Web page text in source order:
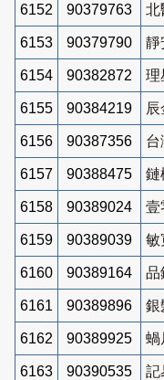
6152 90379763 北
6153 90379790 靜
6154 90382872 理
6155 90384219
6156 90387356 台
6157 90388475 鏈
6158 90389024 壹
6159 90389039 敏
6160 90389164 品
6161 90389896 銀
6162 90389925 蝸
6163 90390535 記